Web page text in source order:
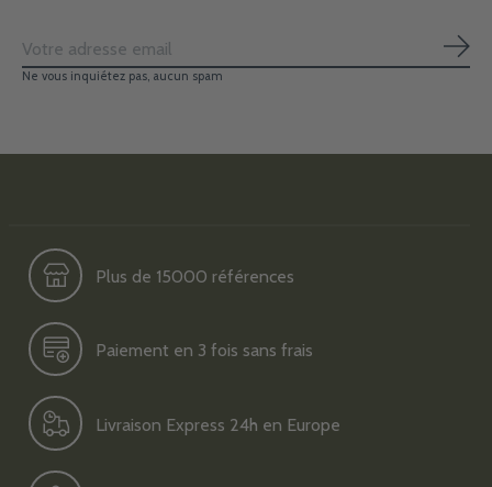
Ne vous inquiétez pas, aucun spam
Plus de 15000 références
Paiement en 3 fois sans frais
Livraison Express 24h en Europe